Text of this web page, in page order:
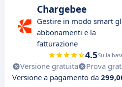
Chargebee
Gestire in modo smart
abbonamenti e la
fatturazione
4.5Sulla
Versione gratuita Prova
Versione a pagamento da